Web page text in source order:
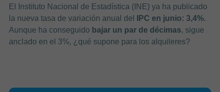
El Instituto Nacional de Estadística (INE) ya ha publicado
la nueva tasa de variación anual del
IPC en junio: 3,4%.
Aunque ha conseguido bajar un par de décimas, sigue
anclado en el 3%, ¿qué supone para los alquileres?